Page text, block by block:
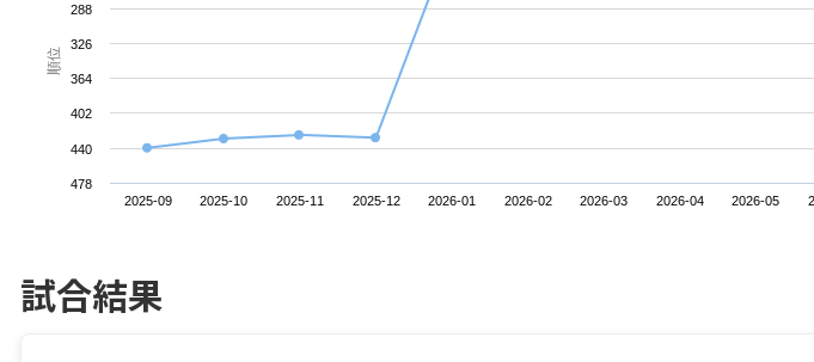
順位
2025-09 2025-10 2025-11 2025-12 2026-01 2026-02 2026-03 2026-04 2026-05
288
326
364
402
440
478
試合結果